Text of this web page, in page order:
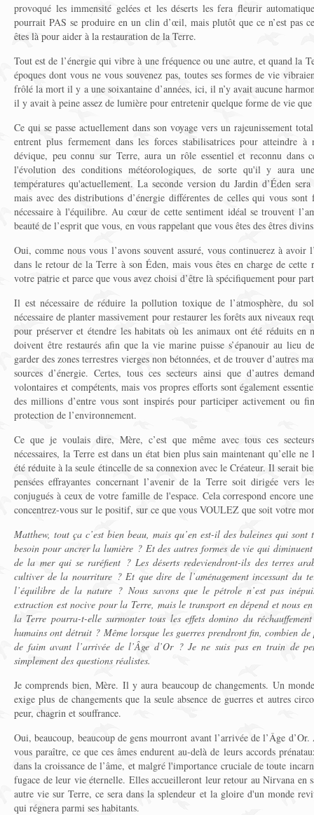
provoqué les immensité gelées et les déserts les fera fleurir
pourrait PAS se produire en un clin d’œil, mais plutôt que ce n’est pas
êtes là pour aider à la restauration de la Terre.
Tout est de l’énergie qui vibre à une fréquence ou une autre, et quand la
époques dont vous ne vous souvenez pas, toutes ses formes de vie
frôlé la mort il y a une soixantaine d’années, ici, il n’y avait aucune
il y avait à peine assez de lumière pour entretenir quelque forme de vie
Ce qui se passe actuellement dans son voyage vers un rajeunissement
entrent plus fermement dans les forces stabilisatrices pour atteindre à
dévique, peu connu sur Terre, aura un rôle essentiel et reconnu dans
l'évolution des conditions météorologiques, de sorte qu'il y aura
températures qu'actuellement. La seconde version du Jardin d’Éden
mais avec des distributions d’énergie différentes de celles qui vous
nécessaire à l'équilibre. Au cœur de cette sentiment idéal se trouvent
beauté de l’esprit que vous, en vous rappelant que vous êtes des êtres
Oui, comme nous vous l’avons souvent assuré, vous continuerez à avoir
dans le retour de la Terre à son Éden, mais vous êtes en charge de cette
votre patrie et parce que vous avez choisi d’être là spécifiquement pour
Il est nécessaire de réduire la pollution toxique de l’atmosphère, du
nécessaire de planter massivement pour restaurer les forêts aux niveaux
pour préserver et étendre les habitats où les animaux ont été réduits en
doivent être restaurés afin que la vie marine puisse s’épanouir au lieu
garder des zones terrestres vierges non bétonnées, et de trouver d’autres
sources d’énergie. Certes, tous ces secteurs ainsi que d’autres
volontaires et compétents, mais vos propres efforts sont également
des millions d’entre vous sont inspirés pour participer activement ou
protection de l’environnement.
Ce que je voulais dire, Mère, c’est que même avec tous ces
nécessaires, la Terre est dans un état bien plus sain maintenant qu’elle
été réduite à la seule étincelle de sa connexion avec le Créateur. Il serait
pensées effrayantes concernant l’avenir de la Terre soit dirigée vers
conjugués à ceux de votre famille de l'espace. Cela correspond encore
concentrez-vous sur le positif, sur ce que vous VOULEZ que soit votre
Matthew, tout ça c’est bien beau, mais qu’en est-il des baleines qui
besoin pour ancrer la lumière ? Et des autres formes de vie qui diminuent
de la mer qui se raréfient ? Les déserts redeviendront-ils des terres
cultiver de la nourriture ? Et que dire de l’aménagement incessant du
l’équilibre de la nature ? Nous savons que le pétrole n’est pas
extraction est nocive pour la Terre, mais le transport en dépend et nous
la Terre pourra-t-elle surmonter tous les effets domino du
humains ont détruit ? Même lorsque les guerres prendront fin, combien
de faim avant l’arrivée de l’Âge d’Or ? Je ne suis pas en train de
simplement des questions réalistes.
Je comprends bien, Mère. Il y aura beaucoup de changements. Un
exige plus de changements que la seule absence de guerres et autres
peur, chagrin et souffrance.
Oui, beaucoup, beaucoup de gens mourront avant l’arrivée de l’Âge
vous paraître, ce que ces âmes endurent au-delà de leurs accords
dans la croissance de l’âme, et malgré l'importance cruciale de toute
fugace de leur vie éternelle. Elles accueilleront leur retour au Nirvana en
autre vie sur Terre, ce sera dans la splendeur et la gloire d'un monde
qui régnera parmi ses habitants.